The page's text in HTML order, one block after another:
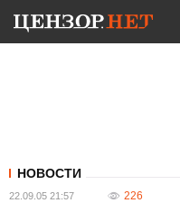
НОВОСТИ
22.09.05 21:57 226